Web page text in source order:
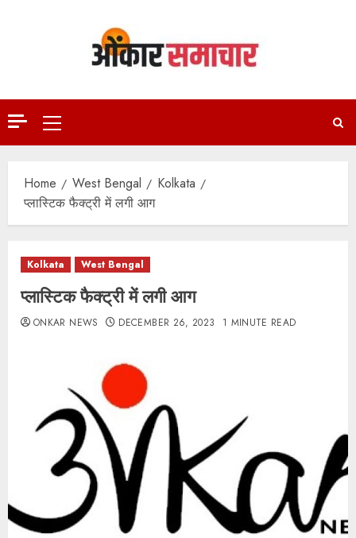
Primary
Menu
Home West Bengal
Kolkata
प्लास्टिक फैक्ट्री में लगी आग
Kolkata West Bengal
प्लास्टिक फैक्ट्री में लगी आग
ONKAR NEWS DECEMBER 26, 2023 1 MINUTE READ